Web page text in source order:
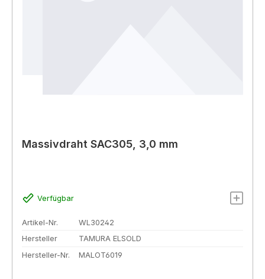
Massivdraht SAC305, 3,0 mm
Verfügbar
Artikel-Nr.
WL30242
Hersteller
TAMURA ELSOLD
Hersteller-Nr.
MALOT6019